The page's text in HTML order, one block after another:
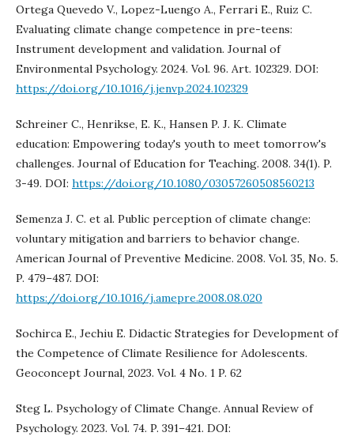
Ortega Quevedo V., Lopez-Luengo A., Ferrari E., Ruiz C.
Evaluating climate change competence in pre-teens:
Instrument development and validation. Journal of
Environmental Psychology. 2024. Vol. 96. Art. 102329. DOI:
https://doi.org/10.1016/j.jenvp.2024.102329
Schreiner C., Henrikse, E. K., Hansen P. J. K. Climate
education: Empowering today's youth to meet tomorrow's
challenges. Journal of Education for Teaching. 2008. 34(1). P.
3-49. DOI: https://doi.org/10.1080/03057260508560213
Semenza J. C. et al. Public perception of climate change:
voluntary mitigation and barriers to behavior change.
American Journal of Preventive Medicine. 2008. Vol. 35, No. 5.
P. 479–487. DOI:
https://doi.org/10.1016/j.amepre.2008.08.020
Sochirca E., Jechiu E. Didactic Strategies for Development of
the Competence of Climate Resilience for Adolescents.
Geoconcept Journal, 2023. Vol. 4 No. 1 P. 62
Steg L. Psychology of Climate Change. Annual Review of
Psychology. 2023. Vol. 74. P. 391–421. DOI: